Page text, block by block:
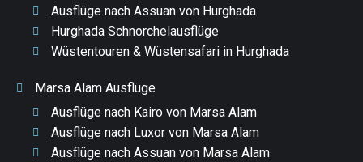
Ausflüge nach Assuan von Hurghada
Hurghada Schnorchelausflüge
Wüstentouren & Wüstensafari in Hurghada
Marsa Alam Ausflüge
Ausflüge nach Kairo von Marsa Alam
Ausflüge nach Luxor von Marsa Alam
Ausflüge nach Assuan von Marsa Alam